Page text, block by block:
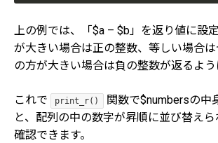
上の例では、「$a – $b」を返り値に設
が大きい場合は正の整数、等しい場合
の方が大きい場合は負の整数が返るよう
これで print_r()
関数で$numbersの中
と、配列の中の数字が昇順に並び替え
確認できます。